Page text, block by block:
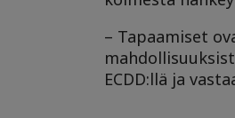
– Tapaamiset
ECDD:llä ja